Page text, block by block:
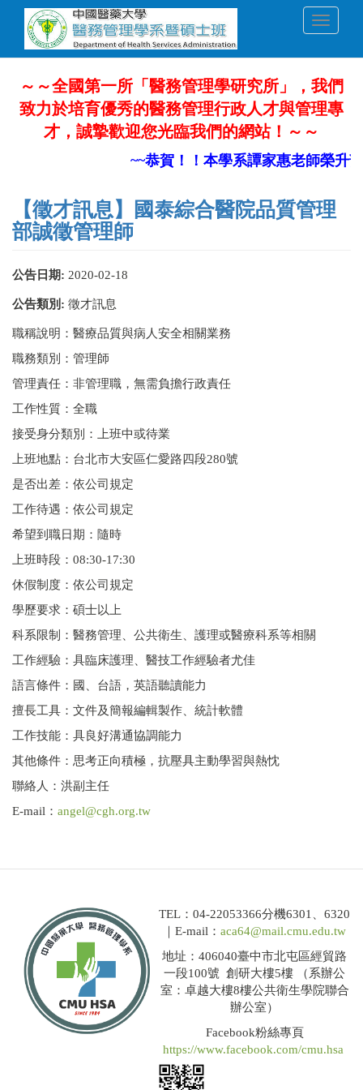
內
Toggle
～～全國第一所「醫務管理學研究所」，我們
致力於培育優秀的醫務管理行政人才與管理專
才，誠摯歡迎您光臨我們的網站！～～
~~恭賀！！本學系譚家惠老師榮升
【徵才訊息】國泰綜合醫院品質管理
部誠徵管理師
公告日期: 2020-02-18
公告類別: 徵才訊息
職稱說明：醫療品質與病人安全相關業務
職務類別：管理師
管理責任：非管理職，無需負擔行政責任
工作性質：全職
接受身分類別：上班中或待業
上班地點：台北市大安區仁愛路四段280號
是否出差：依公司規定
工作待遇：依公司規定
希望到職日期：隨時
上班時段：08:30-17:30
休假制度：依公司規定
學歷要求：碩士以上
科系限制：醫務管理、公共衛生、護理或醫療科系等相關
工作經驗：具臨床護理、醫技工作經驗者尤佳
語言條件：國、台語，英語聽讀能力
擅長工具：文件及簡報編輯製作、統計軟體
工作技能：具良好溝通協調能力
其他條件：思考正向積極，抗壓具主動學習與熱忱
聯絡人：洪副主任
E-mail： angel@cgh.org.tw
TEL：04-22053366分機6301、6320
｜E-mail： aca64@mail.cmu.edu.tw
地址：406040臺中市北屯區經貿路
一段100號 創研大樓5樓 （系辦公
室：卓越大樓8樓公共衛生學院聯合
辦公室）
Facebook粉絲專頁
https://www.facebook.com/cmu.hsa